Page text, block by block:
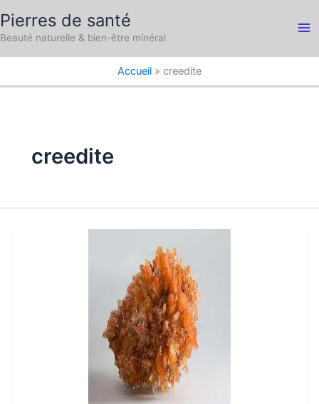
au
contenu
Pierres de santé
Beauté naturelle & bien-être minéral
Accueil creedite
creedite